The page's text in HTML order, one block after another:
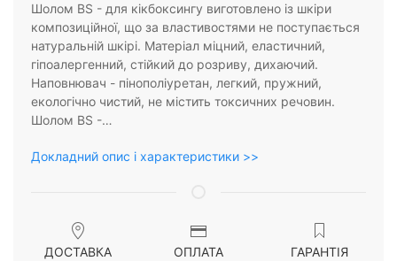
Шолом BS - для кікбоксингу виготовлено із шкіри
композиційної, що за властивостями не поступається
натуральній шкірі. Матеріал міцний, еластичний,
гіпоалергенний, стійкий до розриву, дихаючий.
Наповнювач - пінополіуретан, легкий, пружний,
екологічно чистий, не містить токсичних речовин.
Шолом BS -…
Докладний опис і характеристики >>
ДОСТАВКА ОПЛАТА ГАРАНТІЯ